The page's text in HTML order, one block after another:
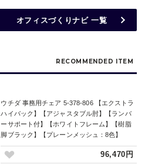
オフィスづくりナビ 一覧
RECOMMENDED ITEM
ウチダ 事務用チェア 5-378-806 【エクストラ
ハイバック】【アジャスタブル肘】【ランバ
ーサポート付】【ホワイトフレーム】【樹脂
脚ブラック】【プレーンメッシュ：8色】
96,470円